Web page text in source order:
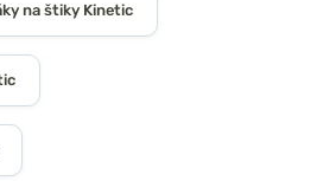
na štiky Kinetic